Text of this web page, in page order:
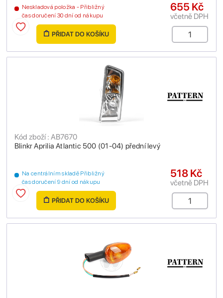
Neskladová položka - Přibližný
čas doručení 30 dní od nákupu
655 Kč
včetně DPH
PŘIDAT DO KOŠÍKU
Blinkr Aprilia Atlantic 500 (01-04) přední levý
Kód zboží : AB7670
Na centrálním skladě Přibližný
čas doručení 9 dní od nákupu
518 Kč
včetně DPH
PŘIDAT DO KOŠÍKU